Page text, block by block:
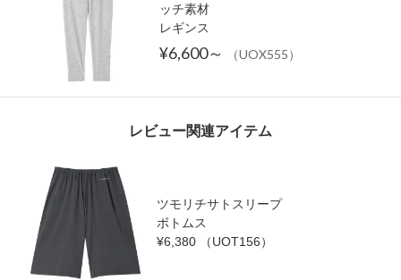
ッチ素材
レギンス
¥6,600～ （UOX555）
レビュー関連アイテム
ツモリチサトスリープ
ボトムス
¥6,380
（UOT156）